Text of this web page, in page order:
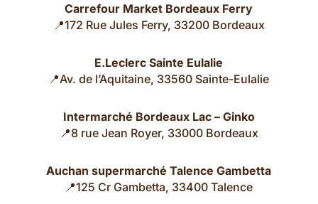
Carrefour Market Bordeaux Ferry
📍172 Rue Jules Ferry, 33200 Bordeaux
E.Leclerc Sainte Eulalie
📍Av. de l’Aquitaine, 33560 Sainte-Eulalie
Intermarché Bordeaux Lac – Ginko
📍8 rue Jean Royer, 33000 Bordeaux
Auchan supermarché Talence Gambetta
📍125 Cr Gambetta, 33400 Talence